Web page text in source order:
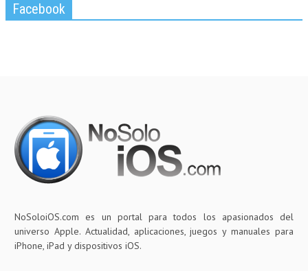
Facebook
NoSoloiOS.com es un portal para todos los apasionados del
universo Apple. Actualidad, aplicaciones, juegos y manuales para
iPhone, iPad y dispositivos iOS.